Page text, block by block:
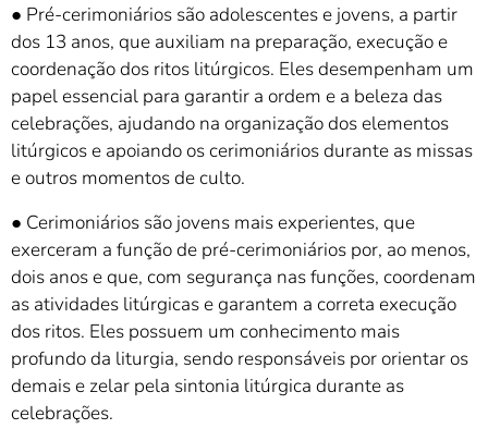
● Pré-cerimoniários são adolescentes e jovens, a partir
dos 13 anos, que auxiliam na preparação, execução e
coordenação dos ritos litúrgicos. Eles desempenham um
papel essencial para garantir a ordem e a beleza das
celebrações, ajudando na organização dos elementos
litúrgicos e apoiando os cerimoniários durante as missas
e outros momentos de culto.
● Cerimoniários são jovens mais experientes, que
exerceram a função de pré-cerimoniários por, ao menos,
dois anos e que, com segurança nas funções, coordenam
as atividades litúrgicas e garantem a correta execução
dos ritos. Eles possuem um conhecimento mais
profundo da liturgia, sendo responsáveis por orientar os
demais e zelar pela sintonia litúrgica durante as
celebrações.